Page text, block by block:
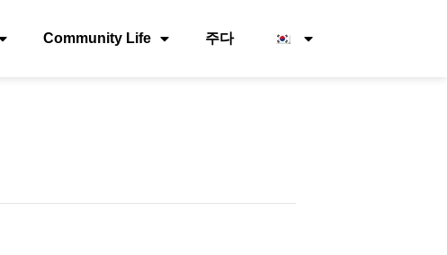
Community Life 주다